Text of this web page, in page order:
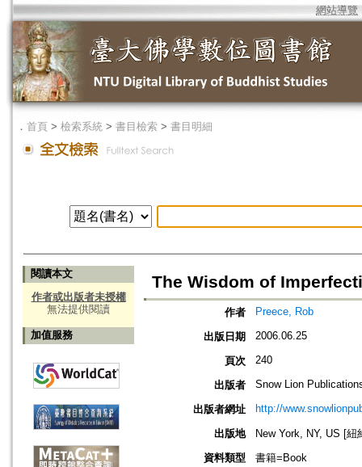
網站導覽
． 首頁 > 檢索系統 > 書目檢索 > 書目明細
閱讀本文
作者或出版者未授權
無法提供閱讀
加值服務
The Wisdom of
作者 Preece, Rob
出版日期 2006.06.25
頁次 240
出版者 Snow Lion
出版者網址 http://
出版地
New York, NY, US [
資料類型
書籍=Book